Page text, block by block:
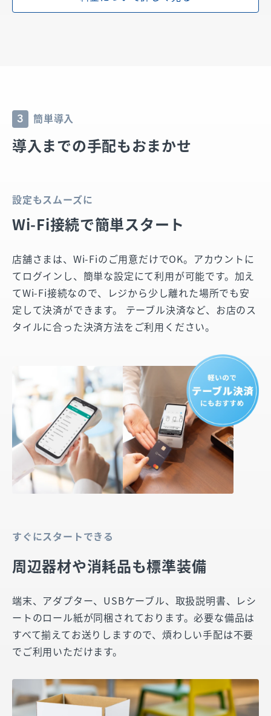
3 簡単導入
導入までの手配もおまかせ
設定もスムーズに
Wi-Fi接続で簡単スタート
店舗さまは、Wi-Fiのご用意だけでOK。アカウントに
てログインし、簡単な設定にて利用が可能です。加え
てWi-Fi接続なので、レジから少し離れた場所でも安
定して決済ができます。 テーブル決済など、お店のス
タイルに合った決済方法をご利用ください。
すぐにスタートできる
周辺器材や消耗品も標準装備
端末、アダプター、USBケーブル、取扱説明書、レシ
ートのロール紙が同梱されております。必要な備品は
すべて揃えてお送りしますので、煩わしい手配は不要
でご利用いただけます。